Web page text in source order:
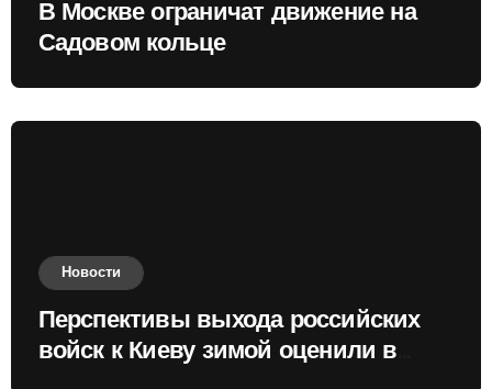
В Москве ограничат движение на
Садовом кольце
Новости
Перспективы выхода российских
войск к Киеву зимой оценили в